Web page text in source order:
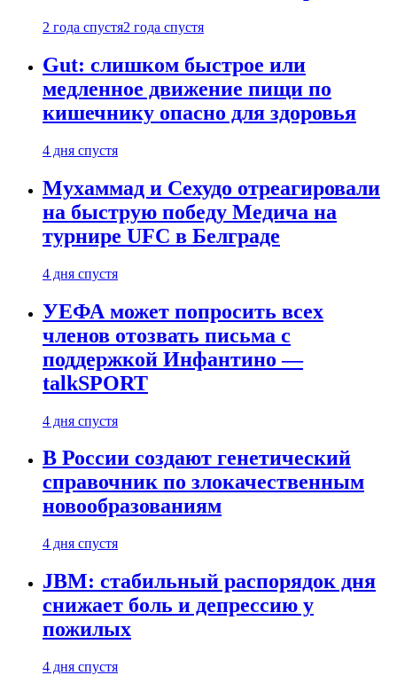
2 года спустя2 года спустя
Gut: слишком быстрое или
медленное движение пищи по
кишечнику опасно для здоровья
4 дня спустя
Мухаммад и Сехудо отреагировали
на быструю победу Медича на
турнире UFC в Белграде
4 дня спустя
УЕФА может попросить всех
членов отозвать письма с
поддержкой Инфантино —
talkSPORT
4 дня спустя
В России создают генетический
справочник по злокачественным
новообразованиям
4 дня спустя
JBM: стабильный распорядок дня
снижает боль и депрессию у
пожилых
4 дня спустя